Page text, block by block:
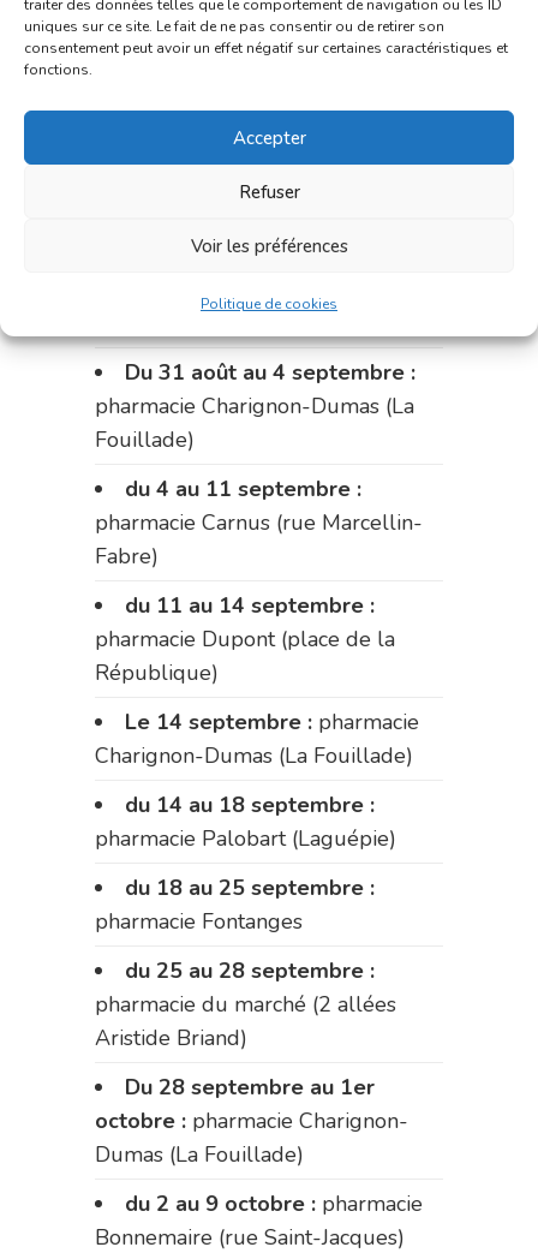
traiter des données telles que le comportement de navigation ou les ID
uniques sur ce site. Le fait de ne pas consentir ou de retirer son
consentement peut avoir un effet négatif sur certaines caractéristiques et
fonctions.
Accepter
Refuser
Voir les préférences
Politique de cookies
Le 17 août :pharmacie
Palobart (Laguépie)
du 21 au 28 août :
Dupont (place de la République)
Du 31 août au 4 septembre :
pharmacie Charignon-Dumas (La
Fouillade)
du 4 au 11 septembre :
pharmacie Carnus (rue Marcellin-
Fabre)
du 11 au 14 septembre :
pharmacie Dupont (place de la
République)
Le 14 septembre : pharmacie
Charignon-Dumas (La Fouillade)
du 14 au 18 septembre :
pharmacie Palobart (Laguépie)
du 18 au 25 septembre :
pharmacie Fontanges
du 25 au 28 septembre :
pharmacie du marché (2 allées
Aristide Briand)
Du 28 septembre au 1er
octobre : pharmacie Charignon-
Dumas (La Fouillade)
du 2 au 9 octobre : pharmacie
Bonnemaire (rue Saint-Jacques)